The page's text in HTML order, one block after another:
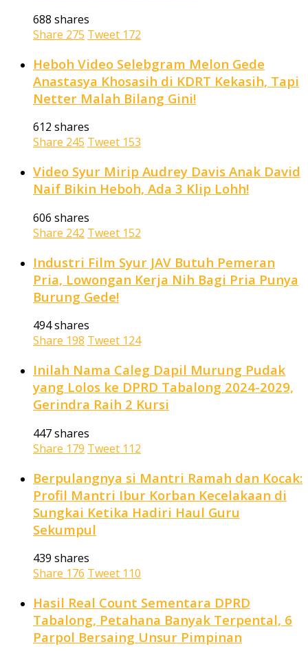
688 shares
Share 275 Tweet 172
Heboh Video Selebgram Melon Gede
Anastasya Khosasih di KDRT Kekasih, Tapi
Netter Malah Bilang Gini!
612 shares
Share 245 Tweet 153
Video Syur Mirip Audrey Davis Anak David
Naif Bikin Heboh, Ada 3 Klip Lohh!
606 shares
Share 242 Tweet 152
Industri Film Syur JAV Butuh Pemeran
Pria, Lowongan Kerja Nih Bagi Pria Punya
Burung Gede!
494 shares
Share 198 Tweet 124
Inilah Nama Caleg Dapil Murung Pudak
yang Lolos ke DPRD Tabalong 2024-2029,
Gerindra Raih 2 Kursi
447 shares
Share 179 Tweet 112
Berpulangnya si Mantri Ramah dan Kocak:
Profil Mantri Ibur Korban Kecelakaan di
Sungkai Ketika Hadiri Haul Guru
Sekumpul
439 shares
Share 176 Tweet 110
Hasil Real Count Sementara DPRD
Tabalong, Petahana Banyak Terpental, 6
Parpol Bersaing Unsur Pimpinan